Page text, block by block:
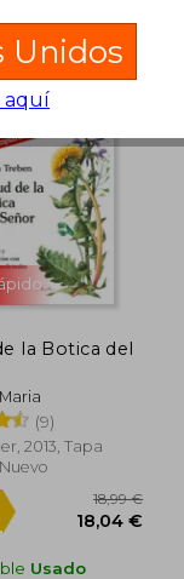
la Botica del
(9)
2013, Tapa
Usado
Unidos
aquí